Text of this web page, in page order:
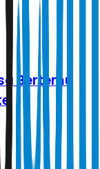
Bertemu